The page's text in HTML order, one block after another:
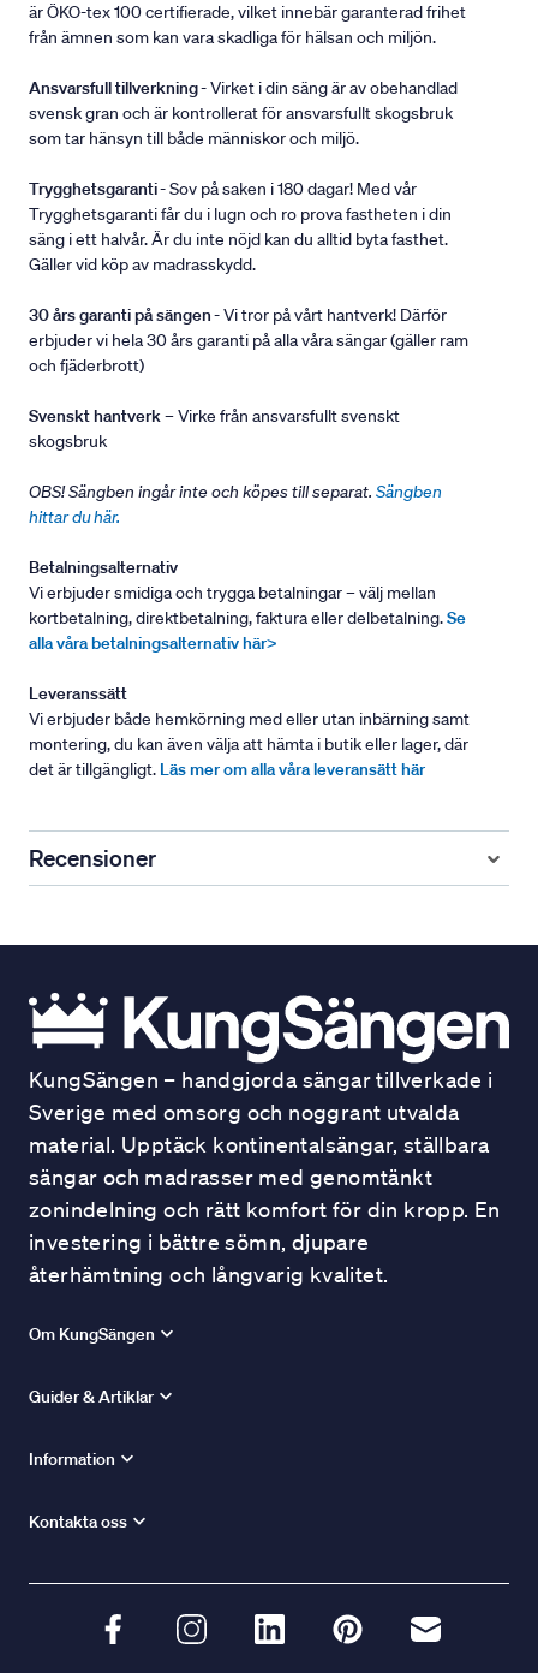
är ÖKO-tex 100 certifierade, vilket innebär garanterad frihet
från ämnen som kan vara skadliga för hälsan och miljön.
Ansvarsfull tillverkning- Virket i din säng är av obehandlad
svensk gran och är kontrollerat för ansvarsfullt skogsbruk
som tar hänsyn till både människor och miljö.
Trygghetsgaranti- Sov på saken i 180 dagar! Med vår
Trygghetsgaranti får du i lugn och ro prova fastheten i din
säng i ett halvår. Är du inte nöjd kan du alltid byta fasthet.
Gäller vid köp av madrasskydd.
30 års garanti på sängen- Vi tror på vårt hantverk! Därför
erbjuder vi hela 30 års garanti på alla våra sängar (gäller ram
och fjäderbrott)
Svenskt hantverk– Virke från ansvarsfullt svenskt
skogsbruk
OBS! Sängben ingår inte och köpes till separat. Sängben
hittar du här.
Betalningsalternativ
Vi erbjuder smidiga och trygga betalningar – välj mellan
kortbetalning, direktbetalning, faktura eller delbetalning.Se
alla våra betalningsalternativ här>
Leveranssätt
Vi erbjuder både hemkörning med eller utan inbärning samt
montering, du kan även välja att hämta i butik eller lager, där
det är tillgängligt. Läs mer om alla våra leveransätt här
Recensioner
KungSängen – handgjorda sängar tillverkade i
Sverige med omsorg och noggrant utvalda
material. Upptäck kontinentalsängar, ställbara
sängar och madrasser med genomtänkt
zonindelning och rätt komfort för din kropp. En
investering i bättre sömn, djupare
återhämtning och långvarig kvalitet.
Om KungSängen
Guider & Artiklar
Information
Kontakta oss